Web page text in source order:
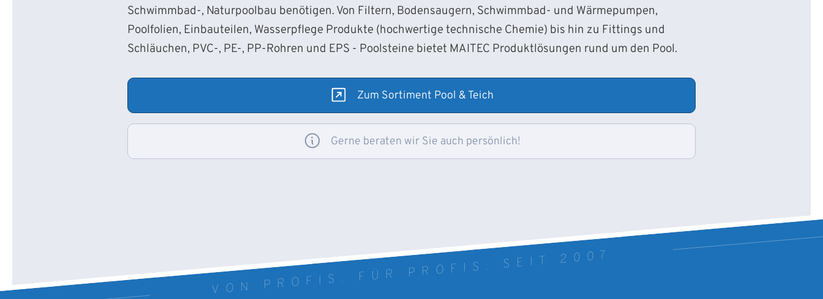
Schwimmbad-, Naturpoolbau benötigen. Von Filtern, Bodensaugern, Schwimmbad- und Wärmepumpen,
Poolfolien, Einbauteilen, Wasserpflege Produkte (hochwertige technische Chemie) bis hin zu Fittings und
Schläuchen, PVC-, PE-, PP-Rohren und EPS - Poolsteine bietet MAITEC Produktlösungen rund um den Pool.
Zum Sortiment Pool & Teich
Gerne beraten wir Sie auch persönlich!
VON PROFIS. FÜR PROFIS. SEIT 2007